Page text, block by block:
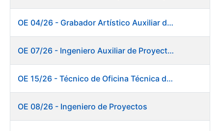
OE 04/26 - Grabador Artístico Auxiliar de Originales
OE 07/26 - Ingeniero Auxiliar de Proyectos. Ceres
OE 15/26 - Técnico de Oficina Técnica de Producto. Fábrica de Papel
OE 08/26 - Ingeniero de Proyectos